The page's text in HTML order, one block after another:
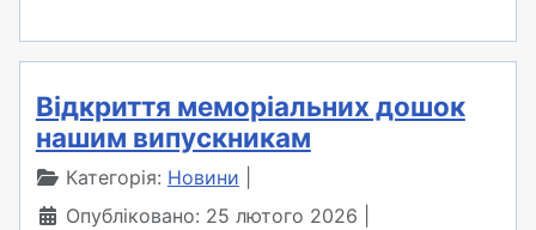
Відкриття меморіальних дошок
нашим випускникам
Категорія: Новини
Опубліковано: 25 лютого 2026